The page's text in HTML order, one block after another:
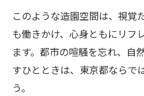
都心で造園と緑の静
造園が演出する都
東京都心で造園と
このような造園空間は、視覚
も働きかけ、心身ともにリフ
ます。都市の喧騒を忘れ、自
すひとときは、東京都ならで
う。